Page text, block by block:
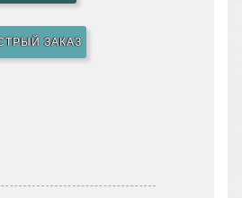
ЗАКАЗ